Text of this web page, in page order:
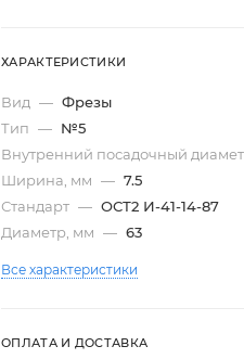
ХАРАКТЕРИСТИКИ
Вид — Фрезы
Тип — №5
Внутренний посадочный
Ширина, мм — 7.5
Стандарт — ОСТ2 И-41-14-87
Диаметр, мм — 63
Все характеристики
ОПЛАТА И ДОСТАВКА